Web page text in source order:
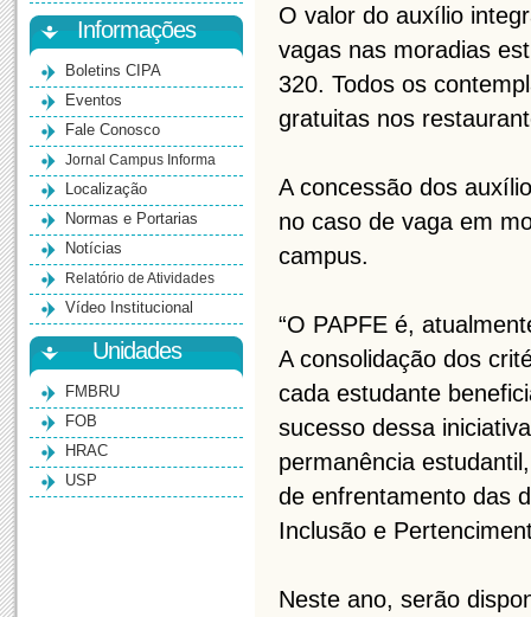
Informações
Boletins CIPA
Eventos
Fale Conosco
Jornal Campus Informa
Localização
Normas e Portarias
Notícias
Relatório de Atividades
Vídeo Institucional
Unidades
FMBRU
FOB
HRAC
USP
O valor do auxílio
vagas nas moradias
320. Todos os
gratuitas nos
A concessão dos
no caso de vaga em
campus.
“O PAPFE é,
A consolidação dos
cada estudante
sucesso dessa
permanência
de enfrentamento das
Inclusão e
Neste ano, serão